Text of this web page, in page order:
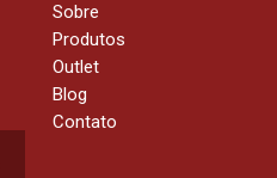
Sobre
Produtos
Outlet
Blog
Contato